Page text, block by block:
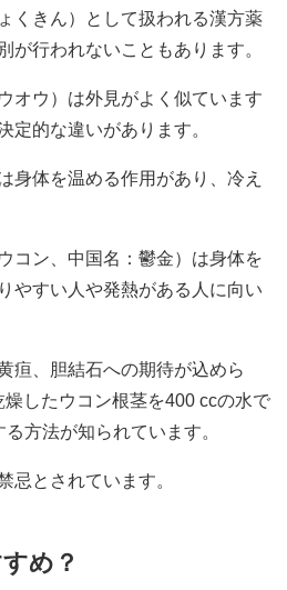
くきん）として扱われる漢方薬
が行われないこともあります。
オウ）は外見がよく似ています
定的な違いがあります。
身体を温める作用があり、冷え
コン、中国名：鬱金）は身体を
やすい人や発熱がある人に向い
疸、胆結石への期待が込めら
したウコン根茎を400 ccの水で
方法が知られています。
忌とされています。
め？